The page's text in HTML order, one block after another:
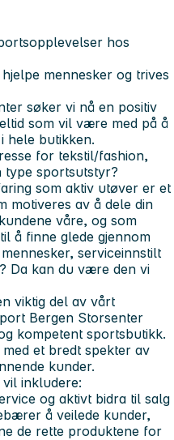
hos
mennesker og trives
søker vi nå en positiv
som vil være med på å
hele butikken.
for tekstil/fashion,
sportsutstyr?
som aktiv utøver er et
motiveres av å dele din
våre, og som
å finne glede gjennom
serviceinnstilt
Da kan du være den vi
viktig del av vårt
Bergen Storsenter
kompetent sportsbutikk.
et bredt spekter av
kunder.
vil inkludere:
og aktivt bidra til salg
å veilede kunder,
de rette produktene for